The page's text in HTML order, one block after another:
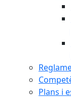
Plans i